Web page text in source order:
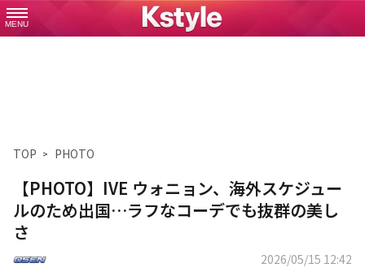
MENU
TOP PHOTO
【PHOTO】IVE ウォニョン、海外スケジュー
ルのため出国…ラフなコーデでも抜群の美し
さ
2026/05/15 12:42